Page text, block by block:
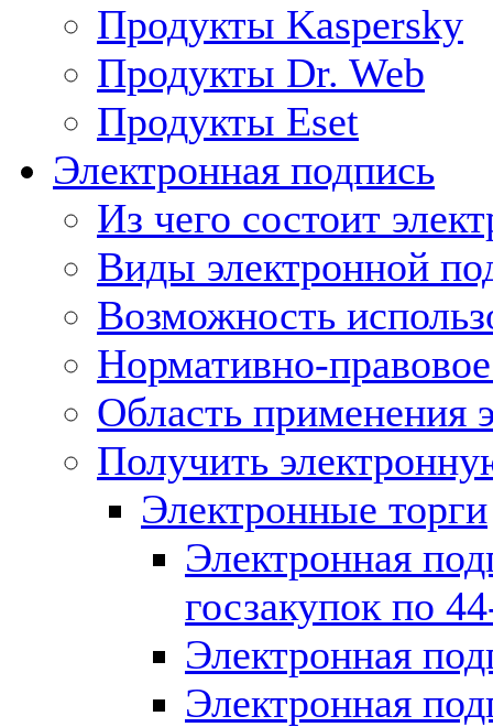
Продукты Kaspersky
Продукты Dr. Web
Продукты Eset
Электронная подпись
Из чего состоит
Виды электронной
Возможность
Нормативно-
Область применения
Получить
Электронные торги
Электронная
госзакупок по
Электронная
Электронная